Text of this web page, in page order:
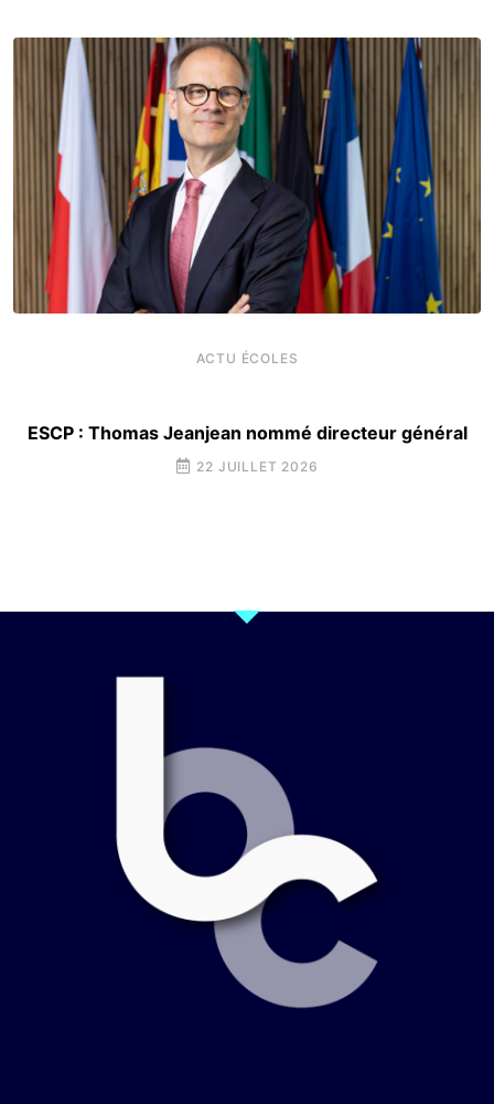
ACTU ÉCOLES
ESCP : Thomas Jeanjean nommé directeur général
22 JUILLET 2026